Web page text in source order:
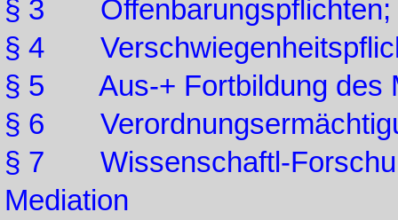
§ 3 Offenbarungspflichten;
§ 4
§ 5 Aus-+ Fortbildung des
§ 6
§ 7 Wissenschaftl-
Mediation